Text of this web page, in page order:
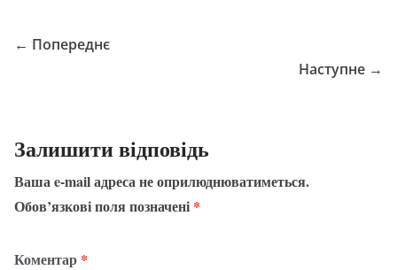
← Попереднє
Наступне →
Залишити відповідь
Ваша e-mail адреса не оприлюднюватиметься.
Обов’язкові поля позначені *
Коментар *